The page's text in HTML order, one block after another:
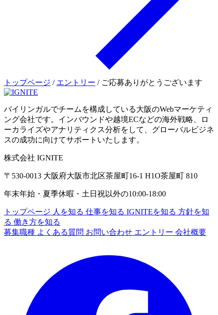
トップページ / エントリー / ご応募ありがとうございます
バイリンガルでチームを構成している大阪のWebマーケティ
ング会社です。インバウンドや越境ECなどの海外戦略、ロ
ーカライズやアナリティクス分析をして、グローバルビジネ
スの成功に向けてサポートいたします。
株式会社 IGNITE
〒530-0013 大阪府大阪市北区茶屋町16-1 H1O茶屋町 810
年末年始・夏季休暇・土日祝以外の10:00-18:00
トップページ 人を知る 仕事を知る IGNITEを知る 方針を知
る 働き方を知る
募集職種 よくある質問 お問い合わせ エントリー 会社概要